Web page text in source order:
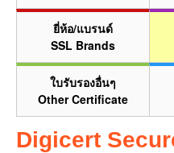
ยี่ห้อ/แบรนด์
SSL Brands
ใบรับรองอื่นๆ
Other Certificate
Digicert